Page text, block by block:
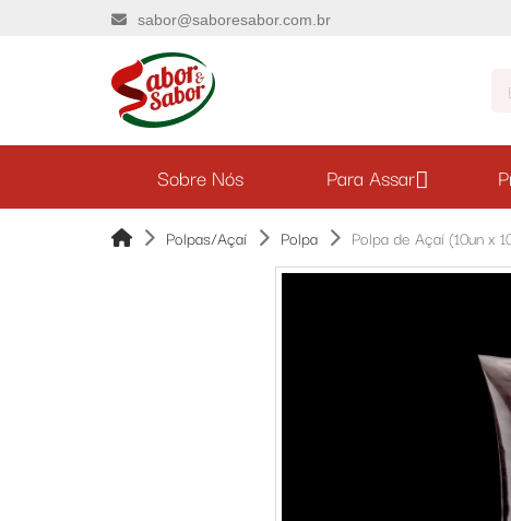
sabor@saboresabor.com.br
Sobre Nós Para Assar
Polpas/Açaí Polpa Polpa de Açaí (10un x